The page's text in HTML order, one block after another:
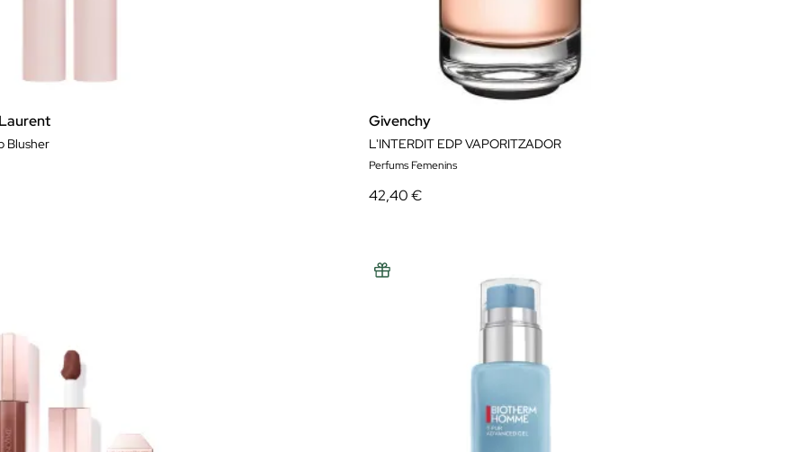
Blusher
Givenchy
L'INTERDIT EDP VAPORITZADOR
Perfums Femenins
42,40 €